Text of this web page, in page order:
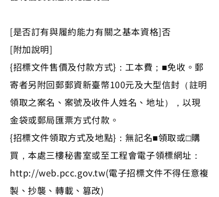
[是否訂有與履約能力有關之基本資格]否
[附加說明]
{招標文件售價及付款方式}：工本費；■免收。郵
寄者另附回郵郵資新臺幣100元及大型信封（註明
領取之案名、案號及收件人姓名、地址），以現
金袋或郵局匯票方式付款。
{招標文件領取方式及地點}：無記名■領取或□購
買，本處三樓秘書室或至工程會電子領標網址：
http://web.pcc.gov.tw(電子招標文件不得任意複
製、抄襲、轉載、篡改)